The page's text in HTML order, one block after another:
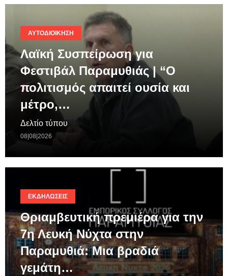
ΑΥΤΟΔΙΟΊΚΗΣΗ
Λαϊκή Συσπείρωση για
Φεστιβάλ Παραμυθιάς | “Ο
πολιτισμός απαιτεί ουσία και
μέτρο,…
Δελτίο τύπου
08|08|2026
ΕΚΔΗΛΏΣΕΙΣ
Θριαμβευτική πρεμιέρα για την
7η Λευκή Νύχτα στην
Παραμυθιά: Μια βραδιά
γεμάτη…